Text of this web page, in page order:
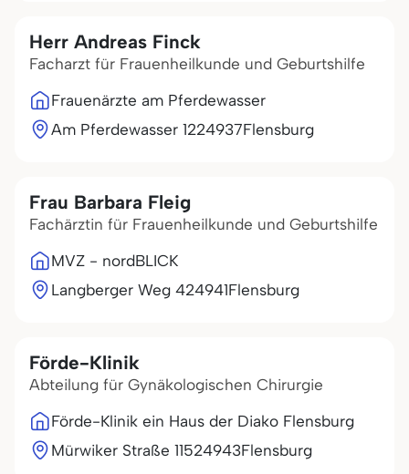
Herr Andreas Finck
Facharzt für Frauenheilkunde und Geburtshilfe
Frauenärzte am Pferdewasser
Am Pferdewasser 1224937Flensburg
Frau Barbara Fleig
Fachärztin für Frauenheilkunde und Geburtshilfe
MVZ - nordBLICK
Langberger Weg 424941Flensburg
Förde-Klinik
Abteilung für Gynäkologischen Chirurgie
Förde-Klinik ein Haus der Diako Flensburg
Mürwiker Straße 11524943Flensburg